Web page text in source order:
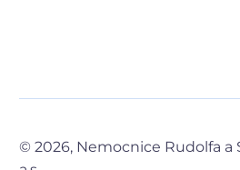
© 2026, Nemocnice Rudolfa a